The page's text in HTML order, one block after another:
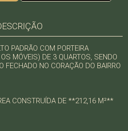
PADRÃO COM PORTEIRA
MÓVEIS) DE 3 QUARTOS, SENDO
FECHADO NO CORAÇÃO DO BAIRRO
CONSTRUÍDA DE **212,16 M²**